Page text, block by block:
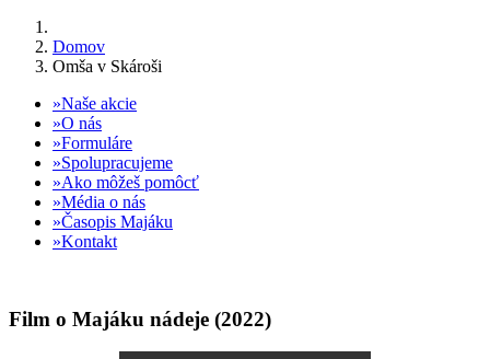
Domov
Omša v Skároši
Naše akcie
O nás
Formuláre
Spolupracujeme
Ako môžeš pomôcť
Média o nás
Časopis Majáku
Kontakt
Film o Majáku nádeje (2022)